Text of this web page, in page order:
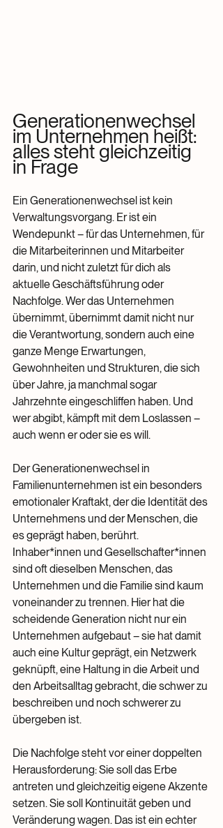
Generationenwechsel
im Unternehmen heißt:
alles steht gleichzeitig
in Frage
Ein Generationenwechsel ist kein
Verwaltungsvorgang. Er ist ein
Wendepunkt – für das Unternehmen, für
die Mitarbeiterinnen und Mitarbeiter
darin, und nicht zuletzt für dich als
aktuelle Geschäftsführung oder
Nachfolge. Wer das Unternehmen
übernimmt, übernimmt damit nicht nur
die Verantwortung, sondern auch eine
ganze Menge Erwartungen,
Gewohnheiten und Strukturen, die sich
über Jahre, ja manchmal sogar
Jahrzehnte eingeschliffen haben. Und
wer abgibt, kämpft mit dem Loslassen –
auch wenn er oder sie es will.
Der Generationenwechsel in
Familienunternehmen ist ein besonders
emotionaler Kraftakt, der die Identität des
Unternehmens und der Menschen, die
es geprägt haben, berührt.
Inhaber*innen und Gesellschafter*innen
sind oft dieselben Menschen, das
Unternehmen und die Familie sind kaum
voneinander zu trennen. Hier hat die
scheidende Generation nicht nur ein
Unternehmen aufgebaut – sie hat damit
auch eine Kultur geprägt, ein Netzwerk
geknüpft, eine Haltung in die Arbeit und
den Arbeitsalltag gebracht, die schwer zu
beschreiben und noch schwerer zu
übergeben ist.
Die Nachfolge steht vor einer doppelten
Herausforderung: Sie soll das Erbe
antreten und gleichzeitig eigene Akzente
setzen. Sie soll Kontinuität geben und
Veränderung wagen. Das ist ein echter